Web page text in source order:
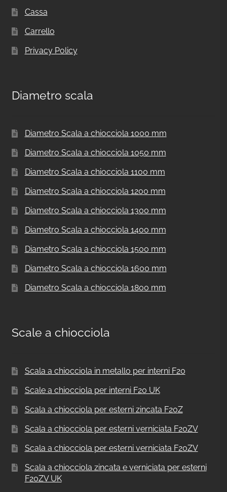
Cassa
Carrello
Privacy Policy
Diametro scala
Diametro Scala a chiocciola 1000 mm
Diametro Scala a chiocciola 1050 mm
Diametro Scala a chiocciola 1100 mm
Diametro Scala a chiocciola 1200 mm
Diametro Scala a chiocciola 1300 mm
Diametro Scala a chiocciola 1400 mm
Diametro Scala a chiocciola 1500 mm
Diametro Scala a chiocciola 1600 mm
Diametro Scala a chiocciola 1800 mm
Scale a chiocciola
Scala a chiocciola in metallo per interni F20
Scale a chiocciola per interni F20 UK
Scala a chiocciola per esterni zincata F20Z
Scala a chiocciola per esterni verniciata F20ZV
Scala a chiocciola per esterni verniciata F20ZV
Scala a chiocciola zincata e verniciata per esterni
F20ZV UK